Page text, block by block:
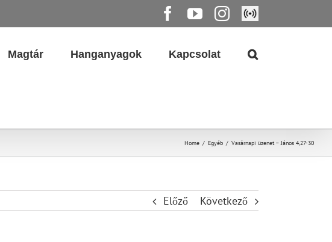
Facebook
YouTube
Instagram
Élő
közvetítés
Magtár Hanganyagok Kapcsolat
Home / Egyéb / Vasárnapi üzenet – János 4,27-30
Előző Következő